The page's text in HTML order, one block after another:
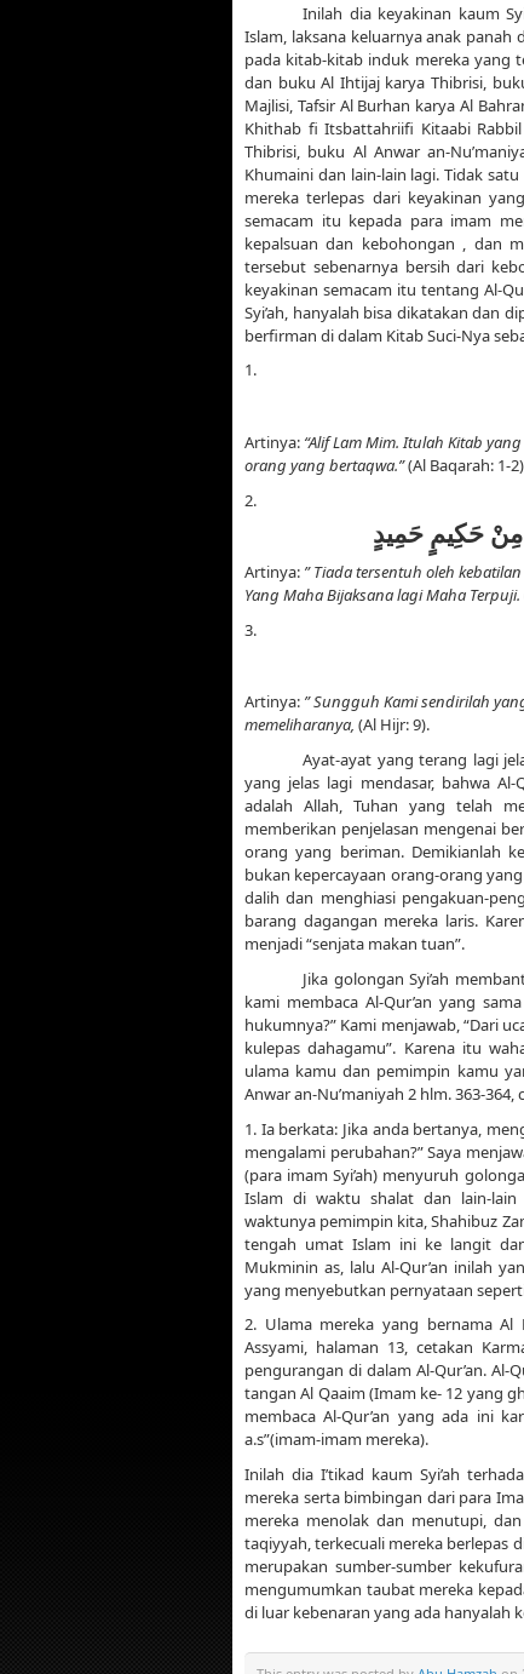
Inilah dia keyakinan kaum
Islam, laksana keluarnya anak
pada kitab-kitab induk mereka yang
dan buku Al Ihtijaj karya Thibrisi,
Majlisi, Tafsir Al Burhan karya Al
Khithab fi Itsbattahriifi Kitaabi
Thibrisi, buku Al Anwar an-
Khumaini dan lain-lain lagi. Tidak
mereka terlepas dari keyakinan
semacam itu kepada para imam
kepalsuan dan kebohongan , dan
tersebut sebenarnya bersih dari
keyakinan semacam itu tentang Al-
Syi’ah, hanyalah bisa dikatakan dan
berfirman di dalam Kitab Suci-Nya
1.
Artinya: “Alif Lam Mim. Itulah Kitab
orang yang bertaqwa.”(Al Baqarah: 1-2)
2.
مِنْ حَكِيمٍ حَمِيدٍ
Artinya: ” Tiada tersentuh oleh
Yang Maha Bijaksana lagi Maha Terpuji.
3.
Artinya: ” Sungguh Kami sendirilah
memeliharanya, (Al Hijr: 9).
Ayat-ayat yang terang lagi
yang jelas lagi mendasar, bahwa
adalah Allah, Tuhan yang telah
memberikan penjelasan mengenai
orang yang beriman. Demikianlah
bukan kepercayaan orang-orang
dalih dan menghiasi pengakuan-
barang dagangan mereka laris.
menjadi “senjata makan tuan”.
Jika golongan Syi’ah
kami membaca Al-Qur’an yang
hukumnya?” Kami menjawab, “Dari
kulepas dahagamu”. Karena itu
ulama kamu dan pemimpin kamu
Anwar an-Nu’maniyah 2 hlm. 363-
1. Ia berkata: Jika anda bertanya,
mengalami perubahan?” Saya
(para imam Syi’ah) menyuruh
Islam di waktu shalat dan lain-lain
waktunya pemimpin kita, Shahibuz
tengah umat Islam ini ke langit
Mukminin as, lalu Al-Qur’an inilah
yang menyebutkan pernyataan
2. Ulama mereka yang bernama Al
Assyami, halaman 13, cetakan
pengurangan di dalam Al-Qur’an. Al-
tangan Al Qaaim (Imam ke- 12 yang
membaca Al-Qur’an yang ada ini
a.s”(imam-imam mereka).
Inilah dia I’tikad kaum Syi’ah
mereka serta bimbingan dari para
mereka menolak dan menutupi,
taqiyyah, terkecuali mereka berlepas
merupakan sumber-sumber
mengumumkan taubat mereka
di luar kebenaran yang ada hanyalah